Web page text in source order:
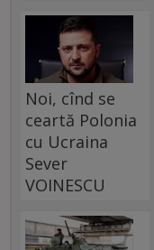
Noi, cînd se
ceartă Polonia
cu Ucraina
Sever
VOINESCU